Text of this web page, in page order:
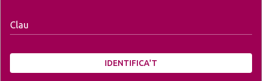
Clau
IDENTIFICA'T